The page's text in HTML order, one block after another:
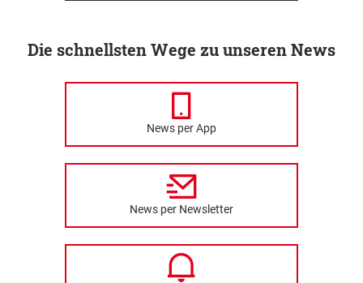
Die schnellsten Wege zu unseren News
News per App
News per Newsletter